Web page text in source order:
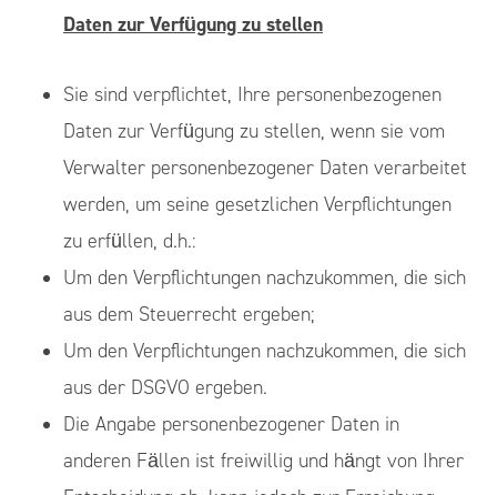
Daten zur Verfügung zu stellen
Sie sind verpflichtet, Ihre personenbezogenen
Daten zur Verfügung zu stellen, wenn sie vom
Verwalter personenbezogener Daten verarbeitet
werden, um seine gesetzlichen Verpflichtungen
zu erfüllen, d.h.:
Um den Verpflichtungen nachzukommen, die sich
aus dem Steuerrecht ergeben;
Um den Verpflichtungen nachzukommen, die sich
aus der DSGVO ergeben.
Die Angabe personenbezogener Daten in
anderen Fällen ist freiwillig und hängt von Ihrer